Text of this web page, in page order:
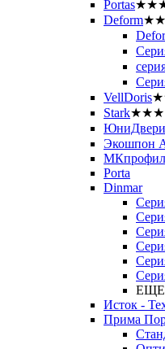
Portas
Deform
VellDoris
Stark★★★
ЮниДвери
Экошпон
Porta
Dinmar
Исток -
Прима